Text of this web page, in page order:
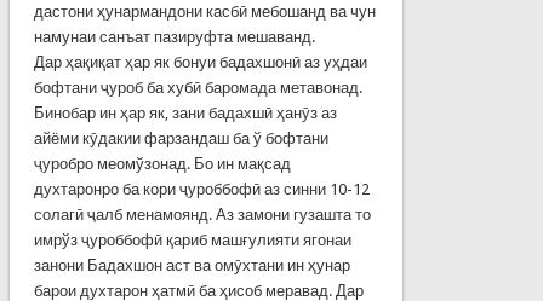
дастони ҳунармандони касбӣ мебошанд ва чун
намунаи санъат пазируфта мешаванд.
Дар ҳақиқат ҳар як бонуи бадахшонӣ аз уҳдаи
бофтани ҷуроб ба хубӣ баромада метавонад.
Бинобар ин ҳар як, зани бадахшӣ ҳанӯз аз
айёми кӯдакии фарзандаш ба ў бофтани
ҷуробро меомўзонад. Бо ин мақсад
духтаронро ба кори ҷуроббофӣ аз синни 10-12
солагӣ ҷалб менамоянд. Аз замони гузашта то
имрўз ҷуроббофӣ қариб машғулияти ягонаи
занони Бадахшон аст ва омӯхтани ин ҳунар
барои духтарон ҳатмӣ ба ҳисоб меравад. Дар